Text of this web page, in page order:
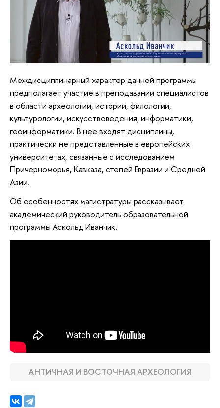
Междисциплинарный характер данной программы
предполагает участие в преподавании специалистов
в области археологии, истории, филологии,
культурологии, искусствоведения, информатики,
геоинформатики. В нее входят дисциплины,
практически не представленные в европейских
университетах, связанные с исследованием
Причерноморья, Кавказа, степей Евразии и Средней
Азии.
Об особенностях магистратуры рассказывает
академический руководитель образовательной
программы Аскольд Иванчик.
АНТИЧНАЯ И ВОСТОЧНАЯ АРХЕОЛОГИЯ